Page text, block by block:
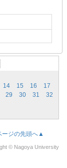
14 15 16
17
29 30 31
32
ージの先頭へ▲
© Nagoya University